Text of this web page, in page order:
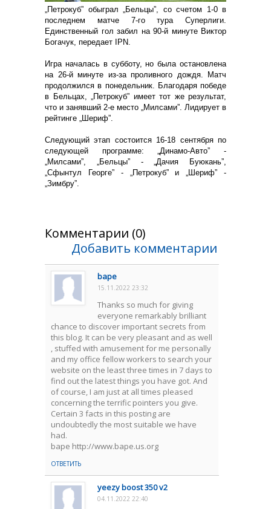
„Петрокуб” обыграл „Бельцы”, со счетом 1-0 в
последнем матче 7-го тура Суперлиги.
Единственный гол забил на 90-й минуте Виктор
Богачук, передает IPN.
Игра началась в субботу, но была остановлена
на 26-й минуте из-за проливного дождя. Матч
продолжился в понедельник. Благодаря победе
в Бельцах, „Петрокуб” имеет тот же результат,
что и занявший 2-е место „Милсами”. Лидирует в
рейтинге „Шериф”.
Следующий этап состоится 16-18 сентября по
следующей программе: „Динамо-Авто” -
„Милсами”, „Бельцы” - „Дачия Буюкань”,
„Сфынтул Георге” - „Петрокуб” и „Шериф” -
„Зимбру”.
Комментарии (0)
Добавить комментарии
bape
15.11.2022 23:32
Thanks so much for giving
everyone remarkably brilliant
chance to discover important secrets from
this blog. It can be very pleasant and as well
, stuffed with amusement for me personally
and my office fellow workers to search your
website on the least three times in 7 days to
find out the latest things you have got. And
of course, I am just at all times pleased
concerning the terrific pointers you give.
Certain 3 facts in this posting are
undoubtedly the most suitable we have
had.
bape http://www.bape.us.org
ОТВЕТИТЬ
yeezy boost 350 v2
04.11.2022 22:40